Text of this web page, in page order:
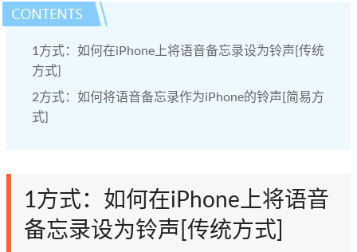
1方式：如何在iPhone上将语音备忘录设为铃声[传统
方式]
2方式：如何将语音备忘录作为iPhone的铃声[简易方
式]
1方式：如何在iPhone上将语音
备忘录设为铃声[传统方式]